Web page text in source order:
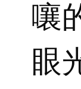
嚷
眼